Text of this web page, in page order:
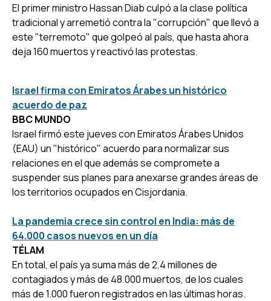
El primer ministro Hassan Diab culpó a la clase política
tradicional y arremetió contra la "corrupción" que llevó a
este "terremoto" que golpeó al país, que hasta ahora
deja 160 muertos y reactivó las protestas.
Israel firma con Emiratos Árabes un histórico
acuerdo de paz
BBC MUNDO
Israel firmó este jueves con Emiratos Árabes Unidos
(EAU) un "histórico" acuerdo para normalizar sus
relaciones en el que además se compromete a
suspender sus planes para anexarse grandes áreas de
los territorios ocupados en Cisjordania.
La pandemia crece sin control en India: más de
64.000 casos nuevos en un día
TÉLAM
En total, el país ya suma más de 2,4 millones de
contagiados y más de 48.000 muertos, de los cuales
más de 1.000 fueron registrados en las últimas horas.